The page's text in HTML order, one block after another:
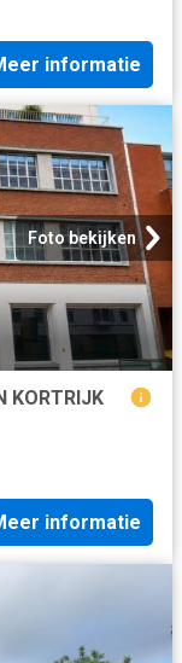
informatie
Foto bekijken
KORTRIJK
informatie